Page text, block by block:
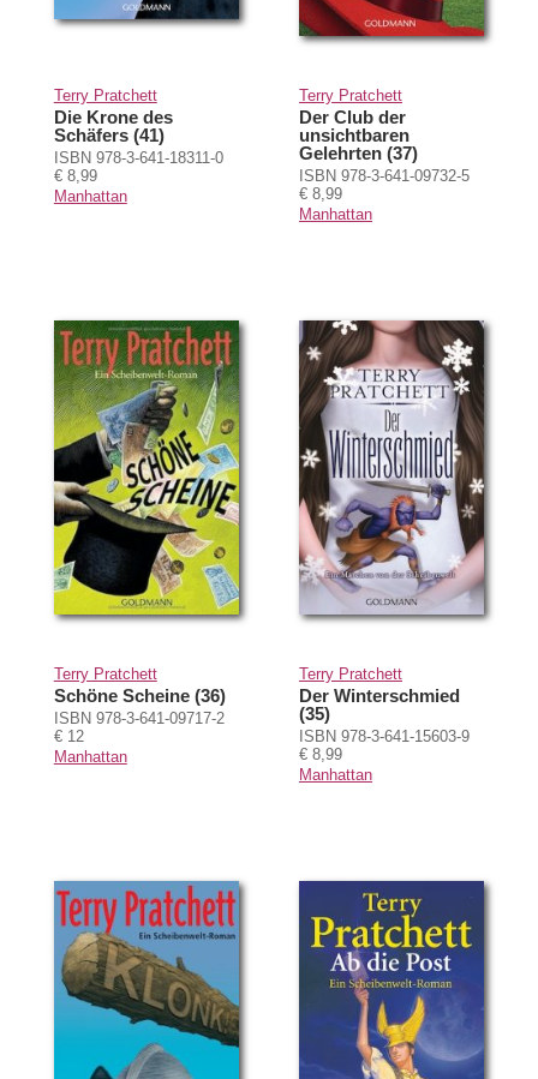
Terry Pratchett
Die Krone des
Schäfers (41)
ISBN 978-3-641-18311-0
€ 8,99
Manhattan
Terry Pratchett
Der Club der
unsichtbaren
Gelehrten (37)
ISBN 978-3-641-09732-5
€ 8,99
Manhattan
Terry Pratchett
Schöne Scheine (36)
ISBN 978-3-641-09717-2
€ 12
Manhattan
Terry Pratchett
Der Winterschmied
(35)
ISBN 978-3-641-15603-9
€ 8,99
Manhattan